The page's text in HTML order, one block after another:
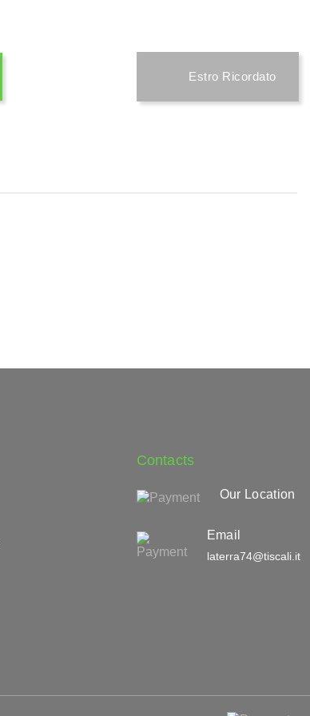
Estro Ricordato
Contacts
Our Location
Email
laterra74@tiscali.it